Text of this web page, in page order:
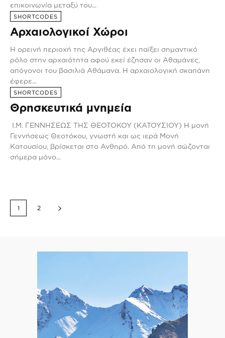
επικοινωνία μεταξύ του...
SHORTCODES
Αρχαιολογικοί Χώροι
H ορεινή περιοχή της Αργιθέας έχει παίξει σημαντικό
ρόλο στην αρχαιότητα αφού εκεί έζησαν οι Αθαμάνες,
απόγονοι του βασιλιά Αθάμανα. Η αρχαιολογική σκαπάνη
έφερε...
SHORTCODES
Θρησκευτικά μνημεία
Ι.Μ. ΓΕΝΝΗΣΕΩΣ ΤΗΣ ΘΕΟΤΟΚΟΥ (ΚΑΤΟΥΣΙΟΥ) Η μονή
Γεννήσεως Θεοτόκου, γνωστή και ως ιερά Μονή
Κατουσίου, βρίσκεται στο Ανθηρό. Από τη μονή σώζονται
σήμερα μόνο...
1 2